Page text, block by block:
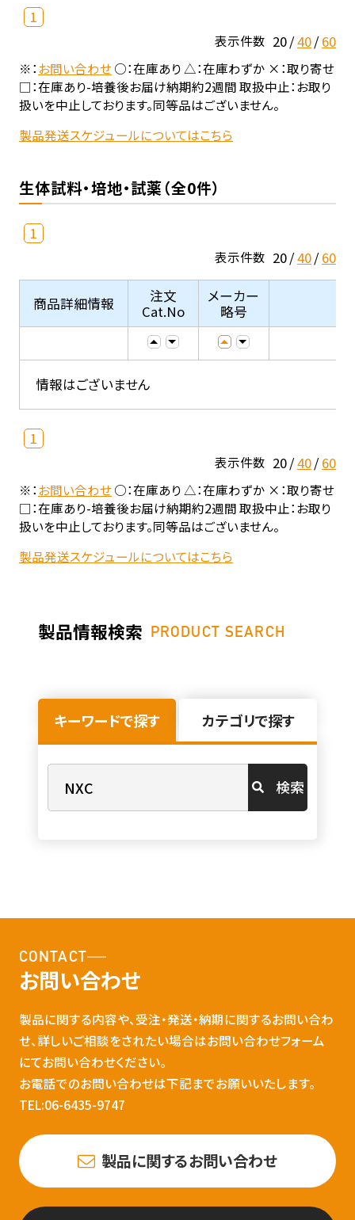
1
表示件数 20 40 60
※：お問い合わせ○：在庫あり △：在庫わずか ×：取り寄せ
□：在庫あり-培養後お届け納期約2週間 取扱中止：お取り
扱いを中止しております。同等品はございません。
製品発送スケジュールについてはこちら
生体試料・培地・試薬（全0件）
1
表示件数 20 40 60
商品詳細情報
注文
Cat.No
メーカー
略号
情報はございません
1
表示件数 20 40 60
※：お問い合わせ○：在庫あり △：在庫わずか ×：取り寄せ
□：在庫あり-培養後お届け納期約2週間 取扱中止：お取り
扱いを中止しております。同等品はございません。
製品発送スケジュールについてはこちら
製品情報検索 PRODUCT SEARCH
キーワードで探す カテゴリで探す
検索
CONTACT
お問い合わせ
製品に関する内容や、受注・発送・納期に関するお問い合わ
せ、詳しいご相談をされたい場合はお問い合わせフォーム
にてお問い合わせください。
お電話でのお問い合わせは下記までお願いいたします。
TEL:06-6435-9747
製品に関するお問い合わせ